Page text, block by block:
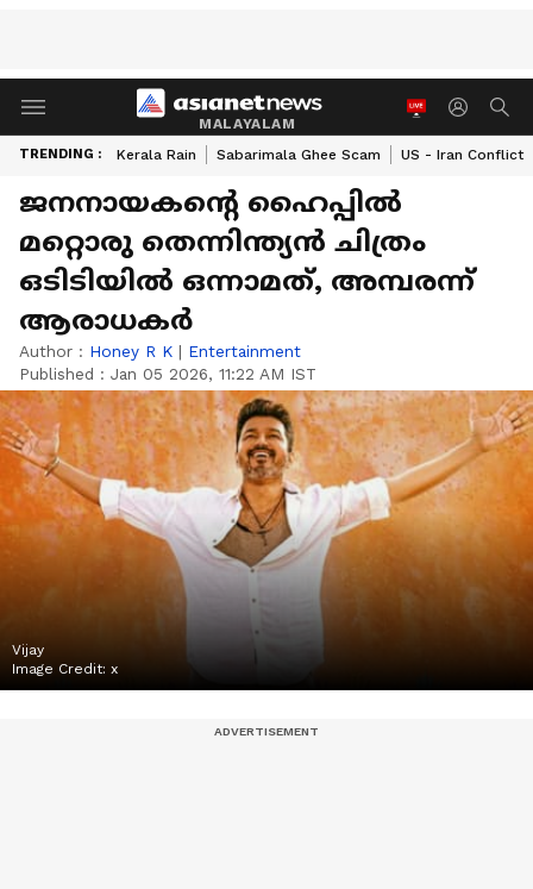
MALAYALAM
TRENDING : Kerala Rain Sabarimala Ghee Scam US - Iran Conflict
ജനനായകന്റെ ഹൈപ്പില്‍
മറ്റൊരു തെന്നിന്ത്യൻ ചിത്രം
ഒടിടിയില്‍ ഒന്നാമത്, അമ്പരന്ന്
ആരാധകര്‍
Author : Honey R K | Entertainment
Published : Jan 05 2026, 11:22 AM IST
Vijay
Image Credit: x